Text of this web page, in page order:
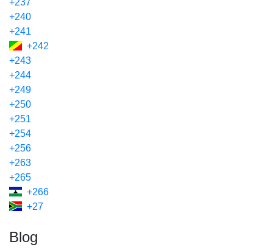
+237
+240
+241
+242
+243
+244
+249
+250
+251
+254
+256
+263
+265
+266
+27
Blog